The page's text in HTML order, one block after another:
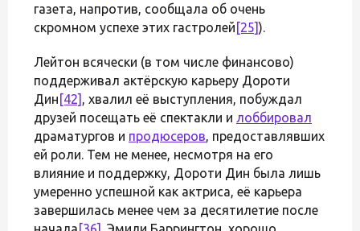
газета, напротив, сообщала об очень
скромном успехе этих гастролей [25]).
Лейтон всячески (в том числе финансово)
поддерживал актёрскую карьеру Дороти
Дин [42] , хвалил её выступления, побуждал
друзей посещать её спектакли и лоббировал
драматургов и продюсеров, предоставлявших
ей роли. Тем не менее, несмотря на его
влияние и поддержку, Дороти Дин была лишь
умеренно успешной как актриса, её карьера
завершилась менее чем за десятилетие после